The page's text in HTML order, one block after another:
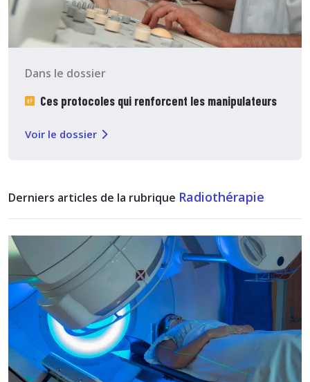
Dans le dossier
Ces protocoles qui renforcent les manipulateurs
Voir le dossier
Derniers articles de la rubrique Radiothérapie